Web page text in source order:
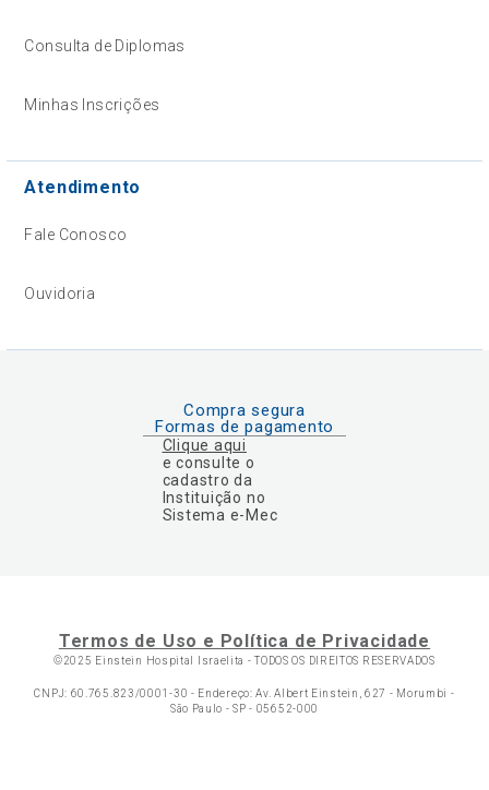
Consulta de Diplomas
Minhas Inscrições
Atendimento
Fale Conosco
Ouvidoria
Compra segura
Formas de pagamento
Clique aqui
e consulte o
cadastro da
Instituição no
Sistema e-Mec
Termos de Uso e Política de Privacidade
©2025 Einstein Hospital Israelita -TODOS OS DIREITOS RESERVADOS
CNPJ: 60.765.823/0001-30 - Endereço: Av. Albert Einstein, 627 - Morumbi -
São Paulo - SP - 05652-000